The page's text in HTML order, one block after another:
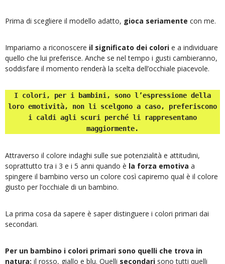
Prima di scegliere il modello adatto, gioca seriamente con me.
Impariamo a riconoscere il significato dei colori e a individuare
quello che lui preferisce. Anche se nel tempo i gusti cambieranno,
soddisfare il momento renderà la scelta dell’occhiale piacevole.
I colori, per i bambini, sono l’espressione della
loro emotività, non li scelgono a caso, preferiscono
i caldi agli scuri perché li rappresentano
maggiormente.
Attraverso il colore indaghi sulle sue potenzialità e attitudini,
soprattutto tra i 3 e i 5 anni quando è la forza emotiva a
spingere il bambino verso un colore così capiremo qual è il colore
giusto per l’occhiale di un bambino.
La prima cosa da sapere è saper distinguere i colori primari dai
secondari.
Per un bambino i colori primari sono quelli che trova in
natura: il rosso, giallo e blu. Quelli secondari sono tutti quelli